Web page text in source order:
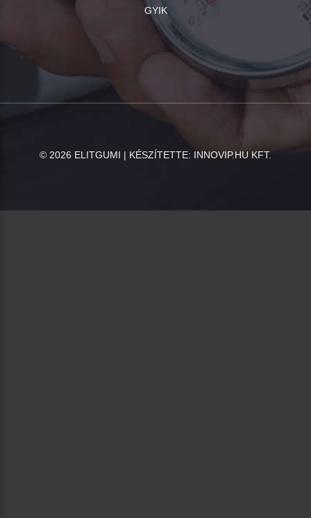
GYIK
© 2026 ELITGUMI | KÉSZÍTETTE: INNOVIP.HU KFT.